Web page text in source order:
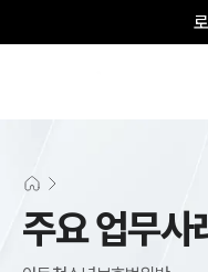
주요 업무사